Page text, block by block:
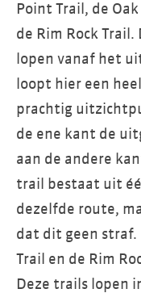
Point Trail, de
de Rim Rock
lopen vanaf het
loopt hier een
prachtig
de ene kant de
aan de andere
trail bestaat uit
dezelfde route,
dat dit geen straf.
Trail en de Rim
Deze trails lopen